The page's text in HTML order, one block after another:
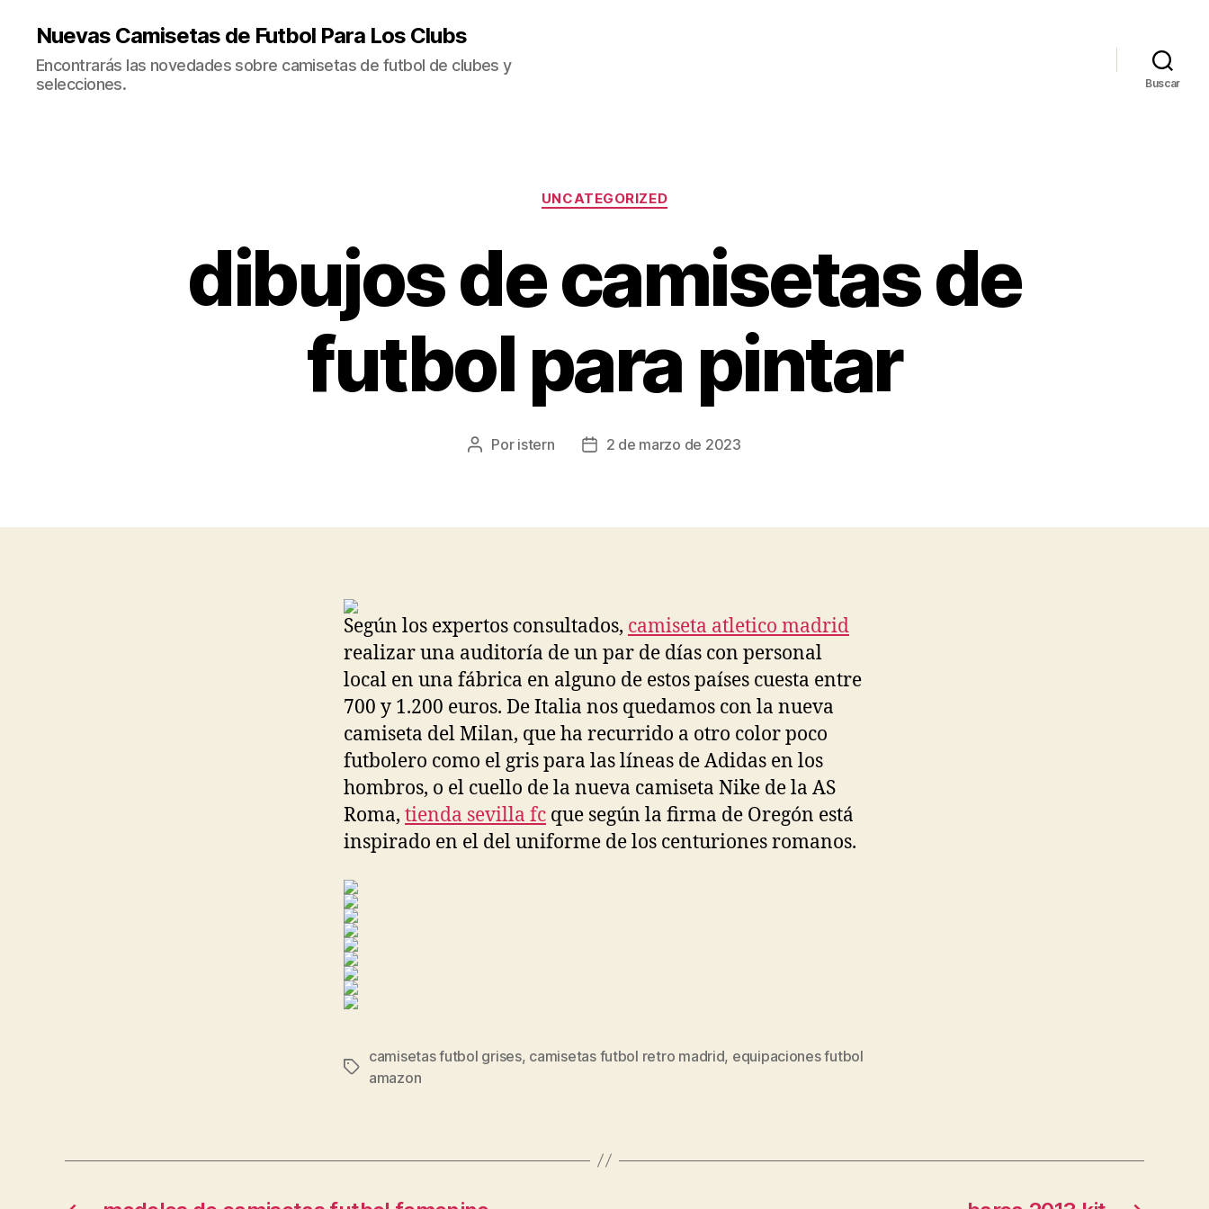
Nuevas Camisetas de Futbol Para Los Clubs
Encontrarás las novedades sobre camisetas de futbol de clubes y
selecciones.
Buscar
Categorías
UNCATEGORIZED
dibujos de camisetas de
futbol para pintar
Autor
Por istern
Fecha2 de marzo de 2023
Según los expertos consultados, camiseta atletico madrid
realizar una auditoría de un par de días con personal
local en una fábrica en alguno de estos países cuesta entre
700 y 1.200 euros. De Italia nos quedamos con la nueva
camiseta del Milan, que ha recurrido a otro color poco
futbolero como el gris para las líneas de Adidas en los
hombros, o el cuello de la nueva camiseta Nike de la AS
Roma, tienda sevilla fc que según la firma de Oregón está
inspirado en el del uniforme de los centuriones romanos.
Etiquetas
camisetas futbol grises, camisetas futbol retro madrid, equipaciones futbol
amazon